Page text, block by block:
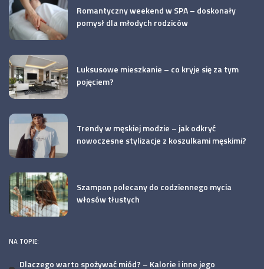
Romantyczny weekend w SPA – doskonały
pomysł dla młodych rodziców
Luksusowe mieszkanie – co kryje się za tym
pojęciem?
Trendy w męskiej modzie – jak odkryć
nowoczesne stylizacje z koszulkami męskimi?
Szampon polecany do codziennego mycia
włosów tłustych
NA TOPIE:
Dlaczego warto spożywać miód? – Kalorie i inne jego